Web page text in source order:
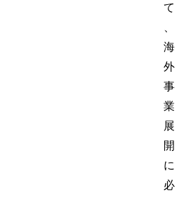
て
海
外
事
業
展
開
に
必